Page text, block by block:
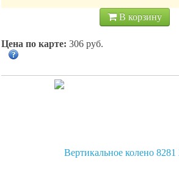
В корзину
Цена по карте: 306 руб.